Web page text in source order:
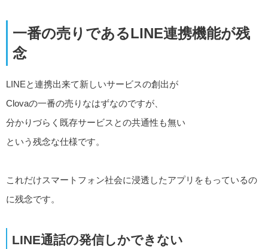
一番の売りであるLINE連携機能が残
念
LINEと連携出来て新しいサービスの創出が
Clovaの一番の売りなはずなのですが、
分かりづらく既存サービスとの共通性も無い
という残念な仕様です。
これだけスマートフォン社会に浸透したアプリをもっているの
に残念です。
LINE通話の発信しかできない